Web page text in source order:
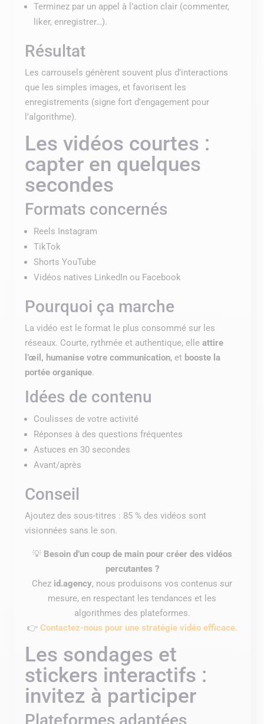
Terminez par un appel à l’action clair (commenter,
liker, enregistrer…).
Résultat
Les carrousels génèrent souvent plus d’interactions
que les simples images, et favorisent les
enregistrements (signe fort d’engagement pour
l’algorithme).
Les vidéos courtes :
capter en quelques
secondes
Formats concernés
Reels Instagram
TikTok
Shorts YouTube
Vidéos natives LinkedIn ou Facebook
Pourquoi ça marche
La vidéo est le format le plus consommé sur les
réseaux. Courte, rythmée et authentique, elleattire
l’œil, humanise votre communication, et booste la
portée organique.
Idées de contenu
Coulisses de votre activité
Réponses à des questions fréquentes
Astuces en 30 secondes
Avant/après
Conseil
Ajoutez des sous-titres : 85 % des vidéos sont
visionnées sans le son.
💡 Besoin d’un coup de main pour créer des vidéos
percutantes ?
Chez id.agency, nous produisons vos contenus sur
mesure, en respectant les tendances et les
algorithmes des plateformes.
👉 Contactez-nous pour une stratégie vidéo efficace.
Les sondages et
stickers interactifs :
invitez à participer
Plateformes adaptées